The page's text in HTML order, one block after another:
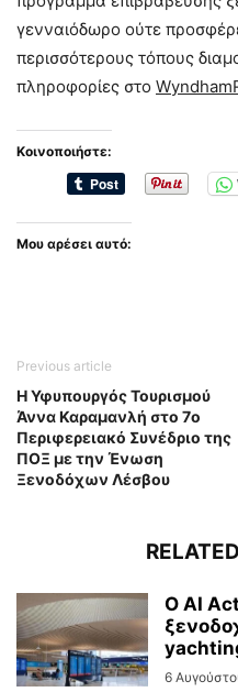
γενναιόδωρο ούτε
περισσότερους τόπους
πληροφορίες στο
Κοινοποιήστε:
Μου αρέσει αυτό:
Previous article
Η Υφυπουργός Τουρισμού
Άννα Καραμανλή στο 7o
Περιφερειακό Συνέδριο της
ΠΟΞ με την Ένωση
Ξενοδόχων Λέσβου
Ο AI Act
6